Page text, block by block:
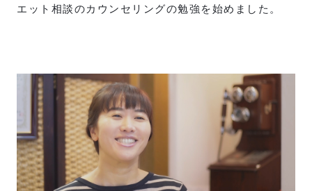
エット相談のカウンセリングの勉強を始めました。